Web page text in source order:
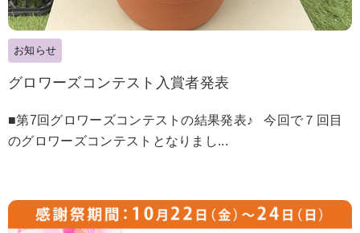
お知らせ
グロワーズコンテスト入賞者発表
■第7回グロワーズコンテストの結果発表♪ 今回で７回目
のグロワーズコンテストとなりまし...